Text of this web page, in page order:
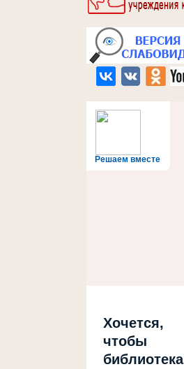
Решаем вместе
Хочется,
чтобы
библиотека